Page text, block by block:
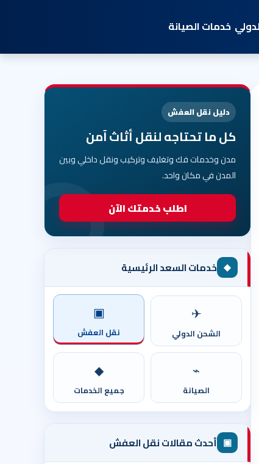
خدمات الصيانة
دليل نقل العفش
كل ما تحتاجه لنقل أثاث آمن
مدن وخدمات فك وتغليف وتركيب ونقل داخلي وبين
المدن في مكان واحد.
اطلب خدمتك الآن
◆ خدمات السعد الرئيسية
✈
الشحن الدولي
▣
نقل العفش
⌁
الصيانة
◆
جميع الخدمات
▣ أحدث مقالات نقل العفش